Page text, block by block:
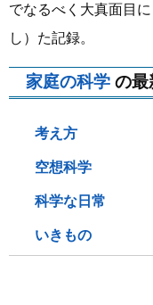
でなるべく大真面目
し）た記録。
家庭の科学の最
考え方
空想科学
科学な日常
いきもの